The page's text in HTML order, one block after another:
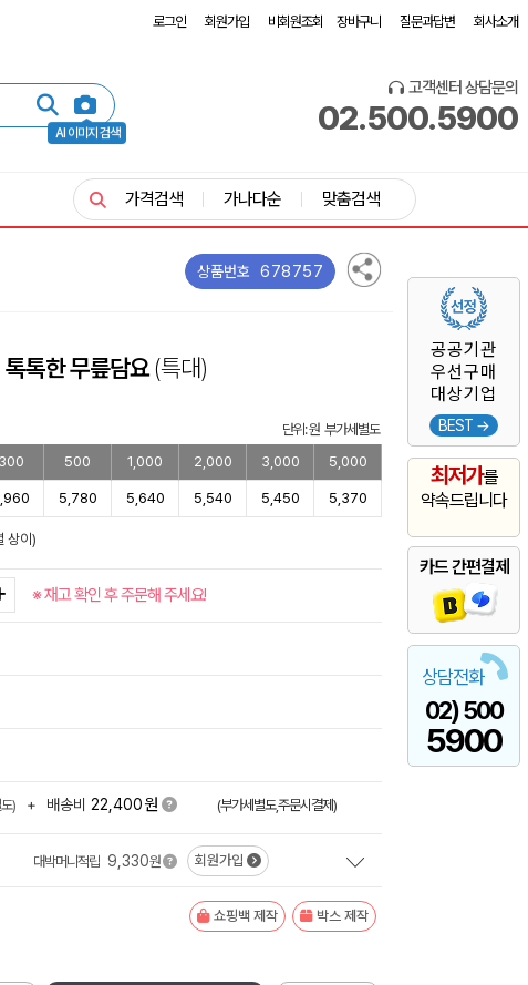
로그인 회원가입 비회원조회 장바구니 질문과답변 회사소개
AI 이미지 검색
고객센터 상담문의
02.500.5900
공공기관
우선구매
대상기업
BEST →
최저가를
약속드립니다
카드 간편결제
상담전화
02) 500
5900
가격검색 가나다순 맞춤검색
상품번호 678757
톡한 무릎담요(특대)
단위: 원 부가세별도
300 500 1,000 2,000 3,000 5,000
5,780 5,640 5,540 5,450 5,370
상이)
※ 재고 확인 후 주문해 주세요!
) + 배송비 22,400원 (부가세별도,주문시결제)
대박머니적립 9,330원 회원가입
쇼핑백 제작 박스 제작